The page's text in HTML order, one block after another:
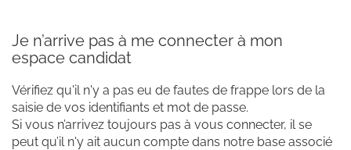
Je n’arrive pas à me connecter à mon
espace candidat
Vérifiez qu'il n'y a pas eu de fautes de frappe lors de la
saisie de vos identifiants et mot de passe.
Si vous n’arrivez toujours pas à vous connecter, il se
peut qu’il n'y ait aucun compte dans notre base associé